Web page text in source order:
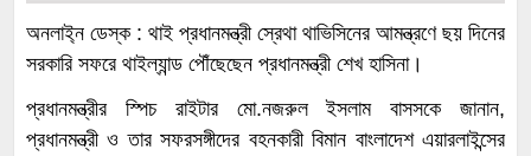
অনলাই্ন ডেস্ক : থাই প্রধানমন্ত্রী স্রেথা থাভিসিনের আমন্ত্রণে ছয় দিনের
সরকারি সফরে থাইল্যান্ড পৌঁছেছেন প্রধানমন্ত্রী শেখ হাসিনা।
প্রধানমন্ত্রীর স্পিচ রাইটার মো.নজরুল ইসলাম বাসসকে জানান,
প্রধানমন্ত্রী ও তার সফরসঙ্গীদের বহনকারী বিমান বাংলাদেশ এয়ারলাইন্সের